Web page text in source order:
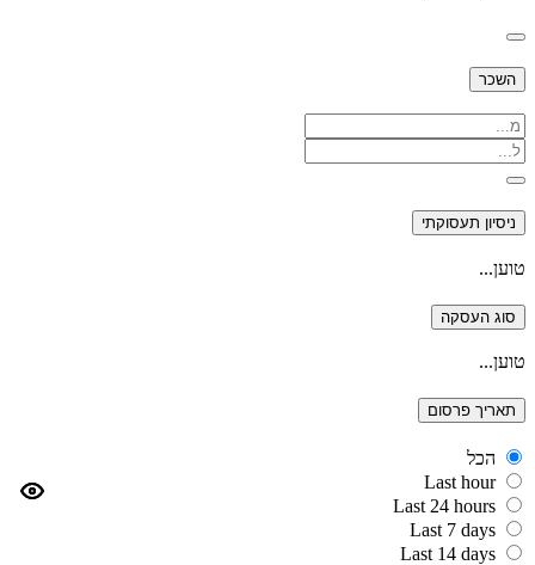
השכר
ניסיון תעסוקתי
טוען...
סוג העסקה
טוען...
תאריך פרסום
הכל
Last hour
Last 24 hours
Last 7 days
Last 14 days